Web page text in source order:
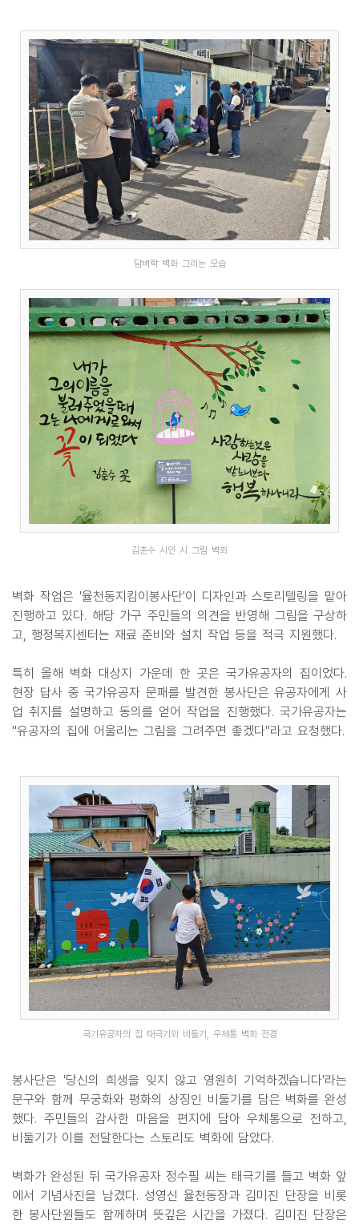
담벼락 벽화 그리는 모습
김춘수 시인 시 그림 벽화
벽화 작업은 '율천동지킴이봉사단'이 디자인과 스토리텔링을 맡아
진행하고 있다. 해당 가구 주민들의 의견을 반영해 그림을 구상하
고, 행정복지센터는 재료 준비와 설치 작업 등을 적극 지원했다.
특히 올해 벽화 대상지 가운데 한 곳은 국가유공자의 집이었다.
현장 답사 중 국가유공자 문패를 발견한 봉사단은 유공자에게 사
업 취지를 설명하고 동의를 얻어 작업을 진행했다. 국가유공자는
"유공자의 집에 어울리는 그림을 그려주면 좋겠다"라고 요청했다.
국가유공자의 집 태극기와 비둘기, 우체통 벽화 전경
봉사단은 '당신의 희생을 잊지 않고 영원히 기억하겠습니다'라는
문구와 함께 무궁화와 평화의 상징인 비둘기를 담은 벽화를 완성
했다. 주민들의 감사한 마음을 편지에 담아 우체통으로 전하고,
비둘기가 이를 전달한다는 스토리도 벽화에 담았다.
벽화가 완성된 뒤 국가유공자 정수필 씨는 태극기를 들고 벽화 앞
에서 기념사진을 남겼다. 성영신 율천동장과 김미진 단장을 비롯
한 봉사단원들도 함께하며 뜻깊은 시간을 가졌다. 김미진 단장은